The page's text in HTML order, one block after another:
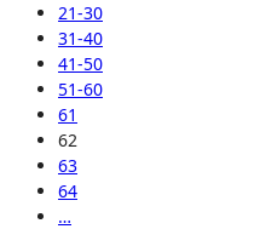
21-30
31-40
41-50
51-60
61
62
63
64
…